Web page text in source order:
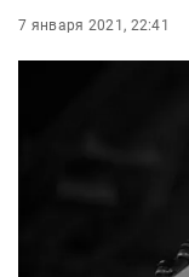
7 января 2021, 22:41